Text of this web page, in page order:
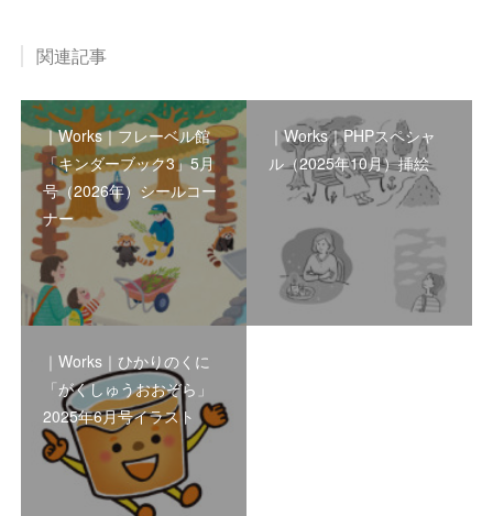
関連記事
｜Works｜フレーベル館
「キンダーブック3」5月
号（2026年）シールコー
ナー
｜Works｜PHPスペシャ
ル（2025年10月）挿絵
｜Works｜ひかりのくに
「がくしゅうおおぞら」
2025年6月号イラスト